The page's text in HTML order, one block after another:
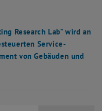
Research Lab" wird an
Service-
von Gebäuden und